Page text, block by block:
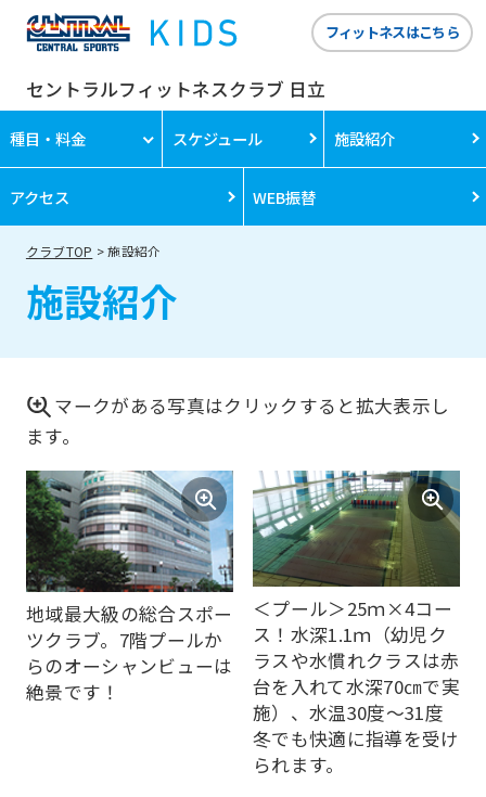
セントラルフィットネスクラブ 日立
フィットネスはこちら
種目・料金 スケジュール 施設紹介
アクセス WEB振替
クラブTOP 施設紹介
施設紹介
マークがある写真はクリックすると拡大表示し
ます。
地域最大級の総合スポー
ツクラブ。7階プールか
らのオーシャンビューは
絶景です！
＜プール＞25ｍ×4コー
ス！水深1.1ｍ（幼児ク
ラスや水慣れクラスは赤
台を入れて水深70㎝で実
施）、水温30度～31度
冬でも快適に指導を受け
られます。
For
foreigners